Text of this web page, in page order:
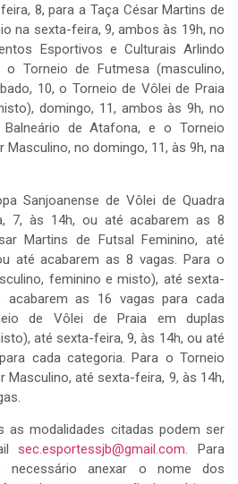
8, para a Taça César Martins de
na sexta-feira, 9, ambos às 19h, no
Esportivos e Culturais Arlindo
Torneio de Futmesa (masculino,
10, o Torneio de Vôlei de Praia
domingo, 11, ambos às 9h, no
de Atafona, e o Torneio
Masculino, no domingo, 11, às 9h, na
Sanjoanense de Vôlei de Quadra
7, às 14h, ou até acabarem as 8
Martins de Futsal Feminino, até
até acabarem as 8 vagas. Para o
feminino e misto), até sexta-
as 16 vagas para cada
de Vôlei de Praia em duplas
até sexta-feira, 9, às 14h, ou até
cada categoria. Para o Torneio
Masculino, até sexta-feira, 9, às 14h,
as modalidades citadas podem ser
sec.esportessjb@gmail.com. Para
necessário anexar o nome dos